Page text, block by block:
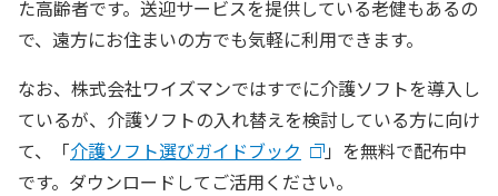
た高齢者です。送迎サービスを提供している老健もあるの
で、遠方にお住まいの方でも気軽に利用できます。
なお、株式会社ワイズマンではすでに介護ソフトを導入し
ているが、介護ソフトの入れ替えを検討している方に向け
て、「介護ソフト選びガイドブック
」を無料で配布中
です。ダウンロードしてご活用ください。